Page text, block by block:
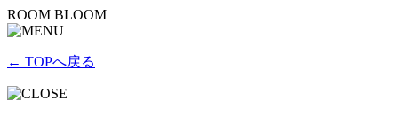
ROOM BLOOM
← TOPへ戻る